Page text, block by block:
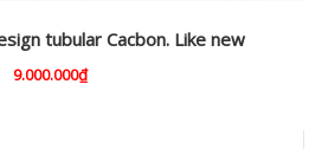
tubular Cacbon. Like new
9.000.000₫